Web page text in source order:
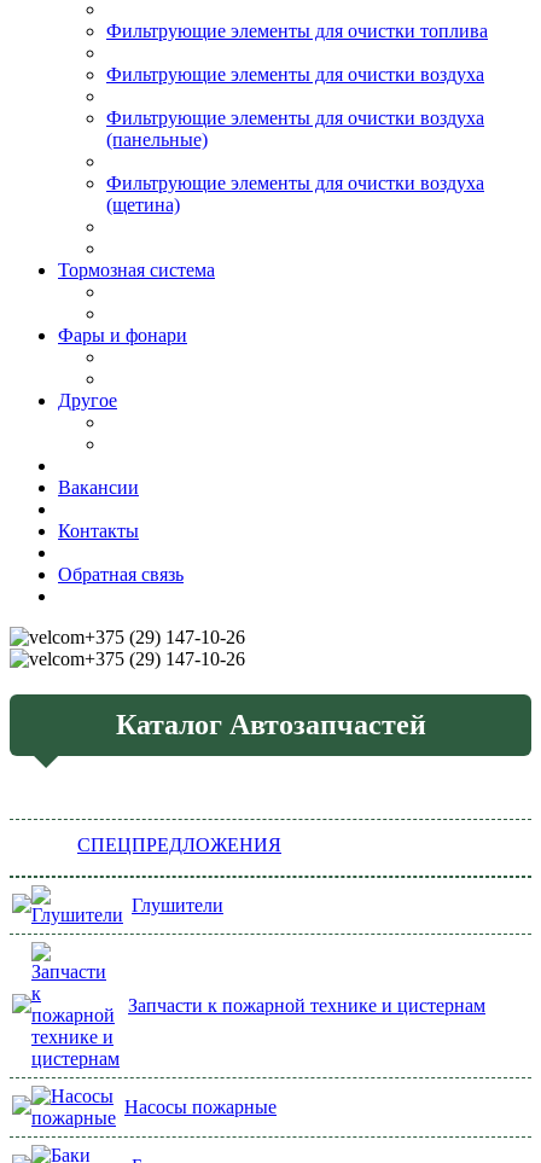
Фильтрующие элементы для очистки топлива
Фильтрующие элементы для очистки воздуха
Фильтрующие элементы для очистки воздуха
(панельные)
Фильтрующие элементы для очистки воздуха
(щетина)
Тормозная система
Фары и фонари
Другое
Вакансии
Контакты
Обратная связь
+375 (29) 147-10-26
+375 (29) 147-10-26
Каталог Автозапчастей
СПЕЦПРЕДЛОЖЕНИЯ
Глушители
Запчасти к пожарной технике и цистернам
Насосы пожарные